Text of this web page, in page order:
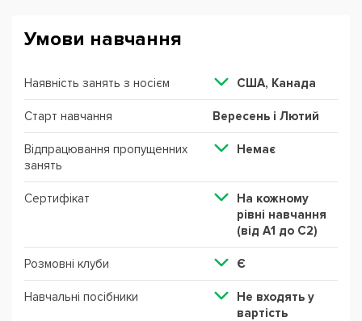
Умови навчання
Наявність занять з носієм США, Канада
Старт навчання Вересень і Лютий
Відпрацювання пропущенних
занять
Немає
Сертифікат
На кожному
рівні навчання
(від А1 до С2)
Розмовні клуби Є
Навчальні посібники
Не входять у
вартість